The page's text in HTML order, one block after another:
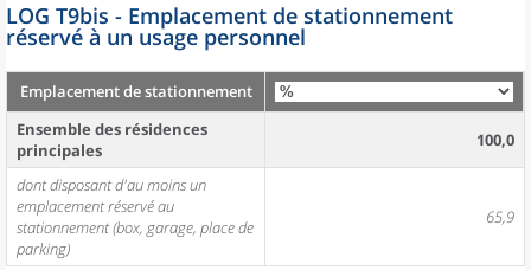
LOG T9bis - Emplacement de stationnement
réservé à un usage personnel
Emplacement de stationnement
Ensemble des résidences
principales
100,0
dont disposant d'au moins un
emplacement réservé au
stationnement (box, garage, place de
parking)
65,9